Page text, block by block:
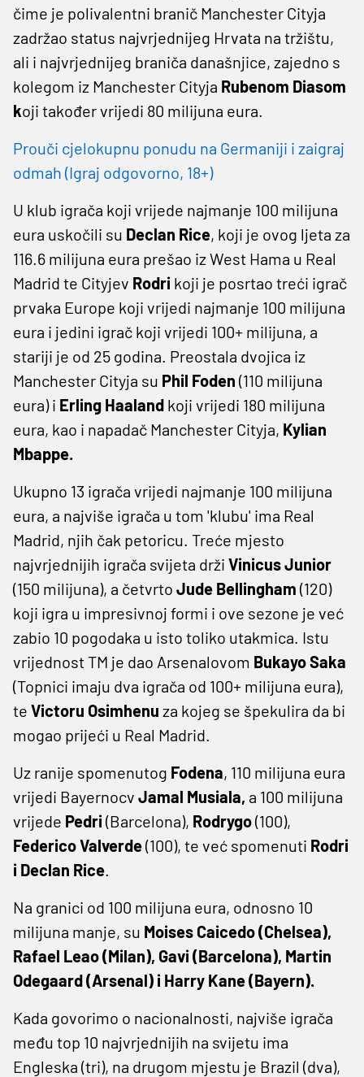
čime je polivalentni branič Manchester Cityja
zadržao status najvrjednijeg Hrvata na tržištu,
ali i najvrjednijeg braniča današnjice, zajedno s
kolegom iz Manchester Cityja Rubenom Diasom
koji također vrijedi 80 milijuna eura.
Prouči cjelokupnu ponudu na Germaniji i zaigraj
odmah (Igraj odgovorno, 18+)
U klub igrača koji vrijede najmanje 100 milijuna
eura uskočili su Declan Rice, koji je ovog ljeta za
116.6 milijuna eura prešao iz West Hama u Real
Madrid te Cityjev Rodri koji je posrtao treći igrač
prvaka Europe koji vrijedi najmanje 100 milijuna
eura i jedini igrač koji vrijedi 100+ milijuna, a
stariji je od 25 godina. Preostala dvojica iz
Manchester Cityja su Phil Foden (110 milijuna
eura) i Erling Haaland koji vrijedi 180 milijuna
eura, kao i napadač Manchester Cityja, Kylian
Mbappe.
Ukupno 13 igrača vrijedi najmanje 100 milijuna
eura, a najviše igrača u tom 'klubu' ima Real
Madrid, njih čak petoricu. Treće mjesto
najvrjednijih igrača svijeta drži Vinicus Junior
(150 milijuna), a četvrto Jude Bellingham (120)
koji igra u impresivnoj formi i ove sezone je već
zabio 10 pogodaka u isto toliko utakmica. Istu
vrijednost TM je dao Arsenalovom Bukayo Saka
(Topnici imaju dva igrača od 100+ milijuna eura),
te Victoru Osimhenu za kojeg se špekulira da bi
mogao prijeći u Real Madrid.
Uz ranije spomenutog Fodena, 110 milijuna eura
vrijedi Bayernocv Jamal Musiala, a 100 milijuna
vrijede Pedri (Barcelona), Rodrygo(100),
Federico Valverde(100), te već spomenuti Rodri
i Declan Rice.
Na granici od 100 milijuna eura, odnosno 10
milijuna manje, su Moises Caicedo (Chelsea),
Rafael Leao (Milan), Gavi (Barcelona), Martin
Odegaard (Arsenal) i Harry Kane (Bayern).
Kada govorimo o nacionalnosti, najviše igrača
među top 10 najvrjednijih na svijetu ima
Engleska (tri), na drugom mjestu je Brazil (dva),